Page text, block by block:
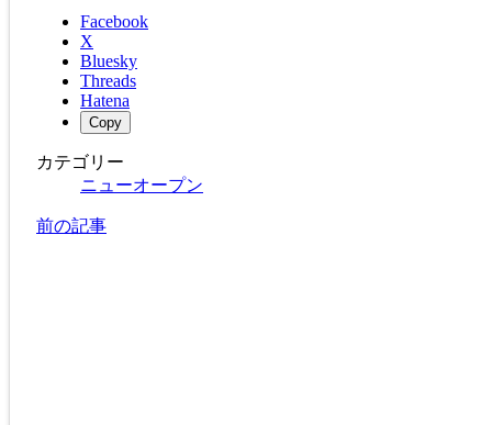
Facebook
X
Bluesky
Threads
Hatena
Copy
カテゴリー
ニューオープン
前の記事